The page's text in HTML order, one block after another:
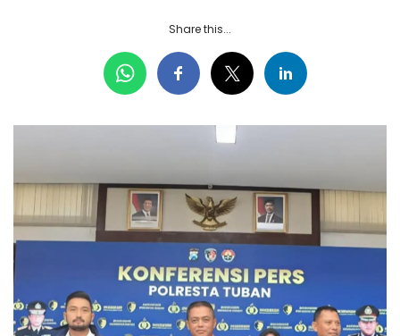
Share this...